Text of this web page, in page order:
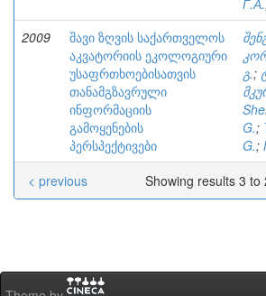
Г.А.
2009
შავი ზღვის საქართველოს
აკვატორიის ეკოლოგიური
უსაფრთხოებისათვის
თანამგზავრული
ინფორმაციის
გამოყენების
პერსპექტივები
გ.;
G.;
G.;
Showing results 3 to
< previous